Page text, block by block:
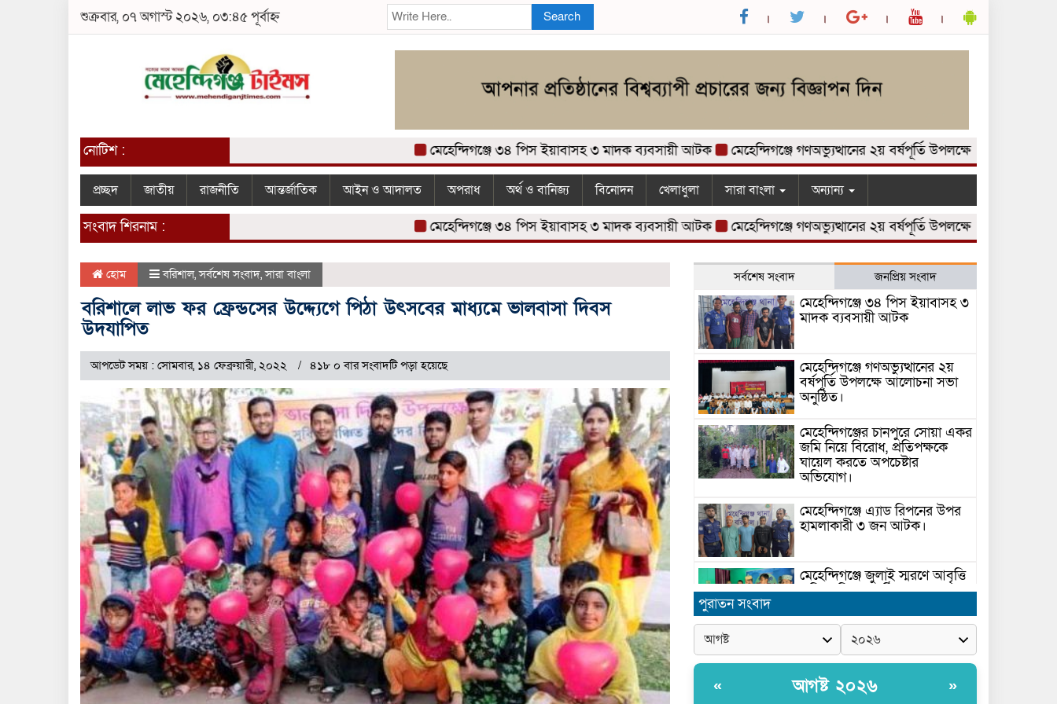
শুক্রবার, ০৭ অগাস্ট ২০২৬, ০৩:৪৫ পূর্বাহ্ন Search
নোটিশ : মেহেন্দিগঞ্জে ৩৪ পিস ইয়াবাসহ ৩ মাদক ব্যবসায়ী আটক মেহেন্দিগঞ্জে গণঅভ্যুত্থানের ২য় বর্ষপূর্তি উপলক্ষে আলোচনা সভা
প্রচ্ছদ জাতীয় রাজনীতি আন্তর্জাতিক আইন ও আদালত অপরাধ অর্থ ও বানিজ্য বিনোদন খেলাধুলা সারা বাংলা অন্যান্য
সংবাদ শিরনাম : মেহেন্দিগঞ্জে ৩৪ পিস ইয়াবাসহ ৩ মাদক ব্যবসায়ী আটক মেহেন্দিগঞ্জে গণঅভ্যুত্থানের ২য় বর্ষপূর্তি উপলক্ষে আলোচনা সভা
হোম বরিশাল,সর্বশেষ সংবাদ,সারা বাংলা
বরিশালে লাভ ফর ফ্রেন্ডসের উদ্দ্যেগে পিঠা উৎসবের মাধ্যমে ভালবাসা দিবস
উদযাপিত
আপডেট সময় : সোমবার, ১৪ ফেব্রুয়ারী, ২০২২ ৪১৮ ০ বার সংবাদটি পড়া হয়েছে
সর্বশেষ সংবাদ জনপ্রিয় সংবাদ
মেহেন্দিগঞ্জে ৩৪ পিস ইয়াবাসহ ৩
মাদক ব্যবসায়ী আটক
মেহেন্দিগঞ্জে গণঅভ্যুত্থানের ২য়
বর্ষপূর্তি উপলক্ষে আলোচনা সভা
অনুষ্ঠিত।
মেহেন্দিগঞ্জের চানপুরে সোয়া একর
জমি নিয়ে বিরোধ, প্রতিপক্ষকে
ঘায়েল করতে অপচেষ্টার
অভিযোগ।
মেহেন্দিগঞ্জে এ্যাড রিপনের উপর
হামলাকারী ৩ জন আটক।
মেহেন্দিগঞ্জে জুলাই স্মরণে আবৃত্তি
প্রতিযোগিতা অনুষ্ঠিত।
সরকার ঘোষিত ফ্যামিলি কার্ড
সংক্রান্ত মাঠ পর্যায়ে তথ্য সংগ্রহে
মাঠকর্মীদের স্বচ্ছতা নিশ্চিত করনে
ধারনা প্রদান করেন নৌপরিবহন প্রতিমন্ত্রী রাজিব
পুরাতন সংবাদ
« আগষ্ট ২০২৬ »